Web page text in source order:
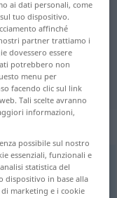
ai dati personali, come
tuo dispositivo.
affinché
partner trattiamo i
dovessero essere
potrebbero non
menu per
facendo clic sul link
Tali scelte avranno
informazioni,
possibile sul nostro
essenziali, funzionali e
statistica del
dispositivo in base alla
marketing e i cookie